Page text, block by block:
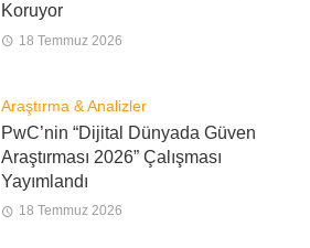
Koruyor
18 Temmuz 2026
Araştırma & Analizler
PwC’nin “Dijital Dünyada Güven
Araştırması 2026” Çalışması
Yayımlandı
18 Temmuz 2026